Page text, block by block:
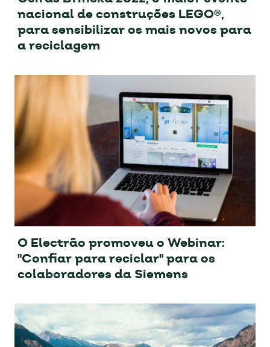
nacional de construções LEGO®,
para sensibilizar os mais novos para
a reciclagem
O Electrão promoveu o Webinar:
"Confiar para reciclar" para os
colaboradores da Siemens